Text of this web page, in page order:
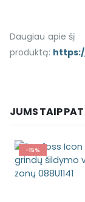
Daugiau apie šį
produktą:
JUMS TAIP
-15%